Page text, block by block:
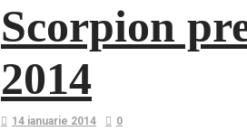
Scorpion
2014
14 ianuarie 2014 0